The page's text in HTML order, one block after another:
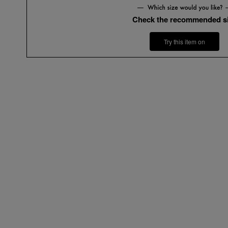
Check the recommended
Try this item on